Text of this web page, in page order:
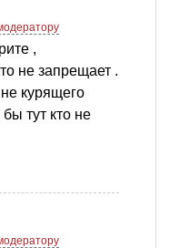
,
не запрещает .
курящего
тут кто не